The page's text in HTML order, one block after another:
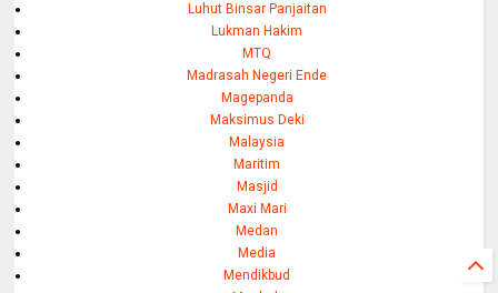
Luhut Binsar Panjaitan
Lukman Hakim
MTQ
Madrasah Negeri Ende
Magepanda
Maksimus Deki
Malaysia
Maritim
Masjid
Maxi Mari
Medan
Media
Mendikbud